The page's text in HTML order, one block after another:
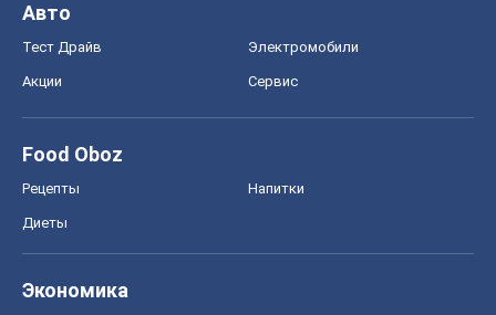
Авто
Тест Драйв Электромобили
Акции Сервис
Food Oboz
Рецепты Напитки
Диеты
Экономика